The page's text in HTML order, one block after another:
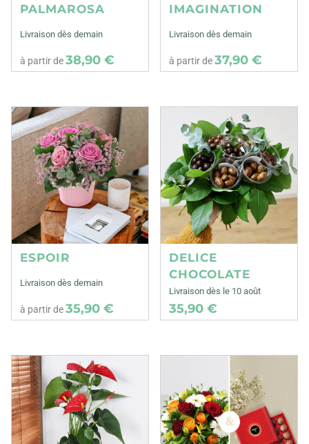
PALMAROSA
Livraison dès demain
à partir de38,90 €
IMAGINATION
Livraison dès demain
à partir de37,90 €
ESPOIR
Livraison dès demain
à partir de35,90 €
DELICE
CHOCOLATE
Livraison dès le 10 août
35,90 €